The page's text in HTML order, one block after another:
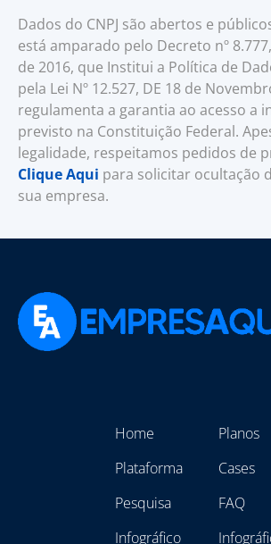
Dados do CNPJ são abertos e
está amparado pelo Decreto nº
de 2016, que Institui a Política de
pela Lei Nº 12.527, DE 18 de
regulamenta a garantia ao acesso a
previsto na Constituição Federal.
legalidade, respeitamos pedidos de
Clique Aqui para solicitar ocultação
sua empresa.
Home
Plataforma
Pesquisa
Infográfico
Planos
Cases
FAQ